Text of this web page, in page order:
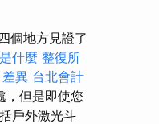
個地方見證了
什麼 整復所
異 台北會計
，但是即使您
戶外激光斗